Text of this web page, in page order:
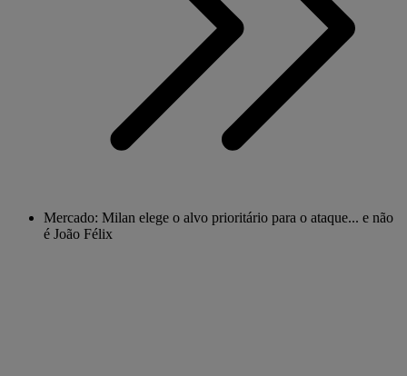
Mercado: Milan elege o alvo prioritário para o ataque... e não
é João Félix